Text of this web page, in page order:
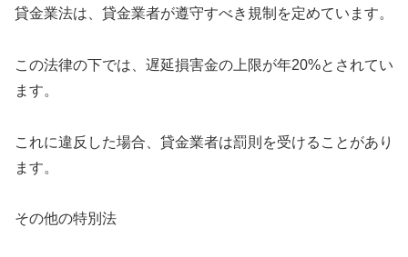
貸金業法は、貸金業者が遵守すべき規制を定めています。
この法律の下では、遅延損害金の上限が年20%とされてい
ます。
これに違反した場合、貸金業者は罰則を受けることがあり
ます。
その他の特別法